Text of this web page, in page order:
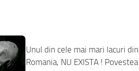
Unul din cele mai mari lacuri din
Romania, NU EXISTA ! Povestea